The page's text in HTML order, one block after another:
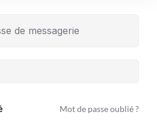
Mot de passe oublié ?